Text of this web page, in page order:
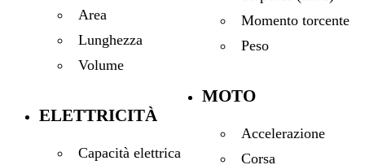
Area
Lunghezza
Volume
ELETTRICITÀ
Capacità elettrica
Momento torcente
Peso
MOTO
Accelerazione
Corsa